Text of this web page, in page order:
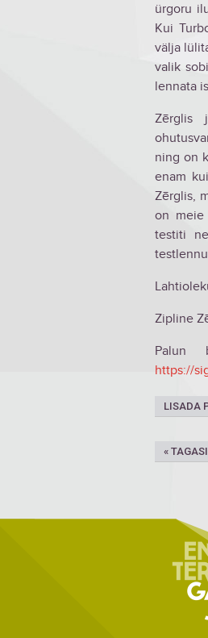
ürgoru
Kui
välja
valik
lennata
Zērglis
ning on
enam
Zērglis,
on meie
testiti
Zipline
Palun
https://
LISADA
«